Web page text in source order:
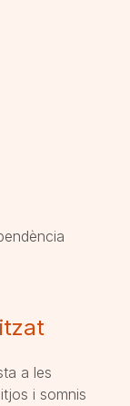
a les
i somnis